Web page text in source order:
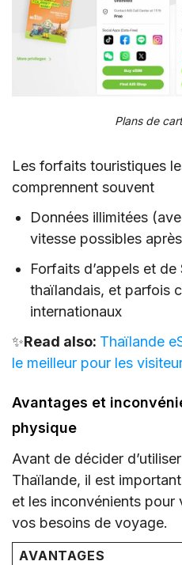
Plans de
Les forfaits touristiques
comprennent souvent
Données illimitées
vitesse possibles
Forfaits d’appels et
thaïlandais, et parfois
internationaux
✨Read also: Thaïlande
le meilleur pour les
Avantages et
physique
Avant de décider
Thaïlande, il est
et les inconvénients pour
vos besoins de voyage.
AVANTAGES